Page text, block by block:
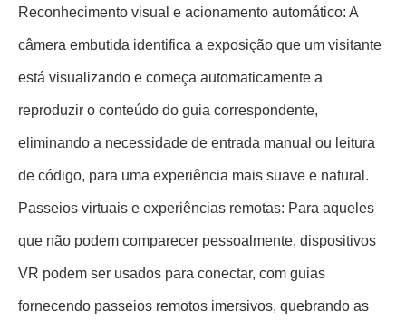
Reconhecimento visual e acionamento automático: A
câmera embutida identifica a exposição que um visitante
está visualizando e começa automaticamente a
reproduzir o conteúdo do guia correspondente,
eliminando a necessidade de entrada manual ou leitura
de código, para uma experiência mais suave e natural.
Passeios virtuais e experiências remotas: Para aqueles
que não podem comparecer pessoalmente, dispositivos
VR podem ser usados para conectar, com guias
fornecendo passeios remotos imersivos, quebrando as